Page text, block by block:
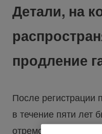
Детали, на
продление
После регистрации
в течение пяти лет
отремонтированы